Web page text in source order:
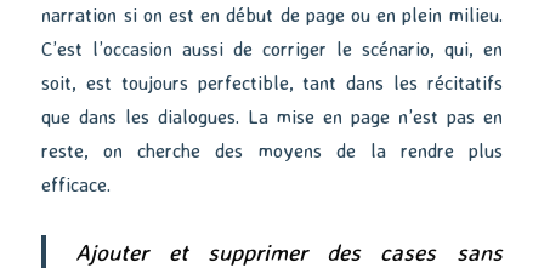
narration si on est en début de page ou en plein milieu.
C’est l’occasion aussi de corriger le scénario, qui, en
soit, est toujours perfectible, tant dans les récitatifs
que dans les dialogues. La mise en page n’est pas en
reste, on cherche des moyens de la rendre plus
efficace.
Ajouter et supprimer des cases sans